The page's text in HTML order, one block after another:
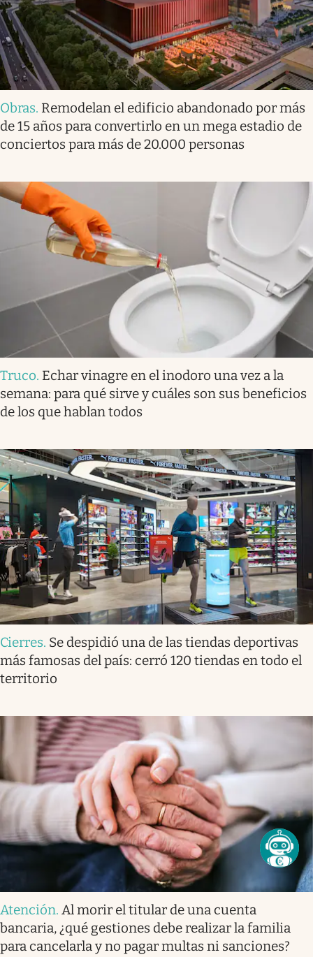
Obras. Remodelan el edificio abandonado por más
de 15 años para convertirlo en un mega estadio de
conciertos para más de 20.000 personas
Truco. Echar vinagre en el inodoro una vez a la
semana: para qué sirve y cuáles son sus beneficios
de los que hablan todos
Cierres. Se despidió una de las tiendas deportivas
más famosas del país: cerró 120 tiendas en todo el
territorio
Atención. Al morir el titular de una cuenta
bancaria, ¿qué gestiones debe realizar la familia
para cancelarla y no pagar multas ni sanciones?